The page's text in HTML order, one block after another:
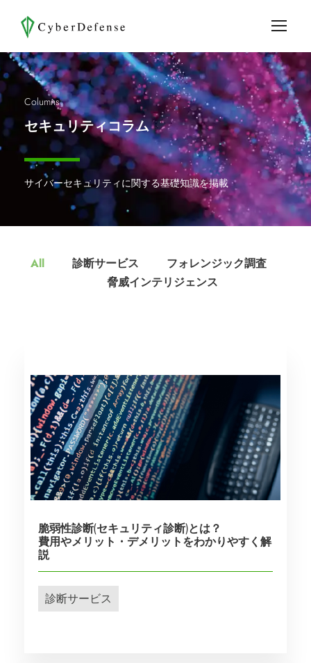
Columns
セキュリティコラム
サイバーセキュリティに関する基礎知識を掲載
All 診断サービス
フォレンジック調査
脅威インテリジェンス
脆弱性診断(セキュリティ診断)とは？
費用やメリット・デメリットをわかりやすく解
説
診断サービス